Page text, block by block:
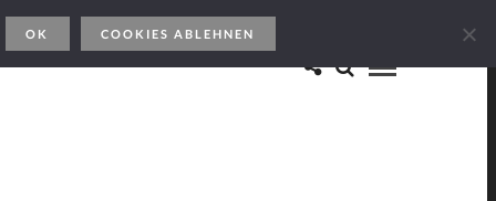
OK COOKIES ABLEHNEN